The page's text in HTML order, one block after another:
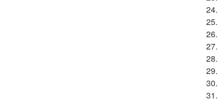
24.
25.
26.
27.
28.
29.
30.
31.